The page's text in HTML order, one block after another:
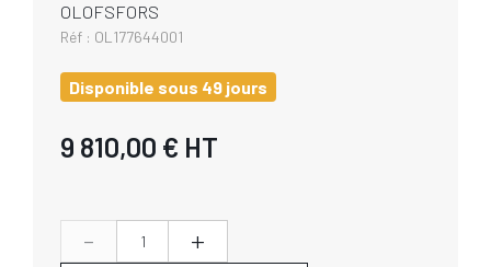
OLOFSFORS
Réf : OL177644001
Disponible sous 49 jours
9 810,00 € HT
- +